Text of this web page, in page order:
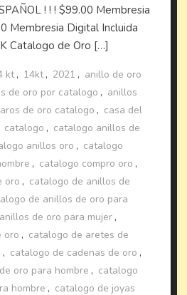
! ! ! $99.00 Membresia
Membresia Digital Incluida
Catalogo de Oro […]
kt, 14kt, 2021 , anillo de oro
de oro por catalogo , anillos
aros de oro catalogo , casa del
catalogo , catalogo anillos de
anillos oro , catalogo
, catalogo compro oro ,
oro , catalogo de anillos de
de anillos de oro para
de oro para mujer ,
oro , catalogo de aretes de
, catalogo de cadenas de oro ,
oro para hombre , catalogo
hombre , catalogo de joyas